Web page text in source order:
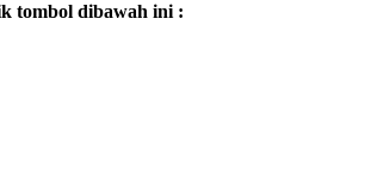
tombol dibawah ini :